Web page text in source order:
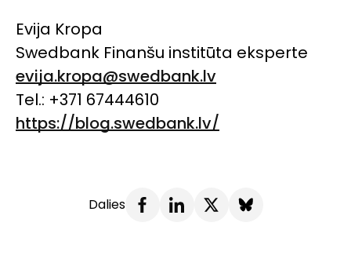
Evija Kropa
Swedbank Finanšu institūta eksperte
evija.kropa@swedbank.lv
Tel.: +371 67444610
https://blog.swedbank.lv/
Dalies